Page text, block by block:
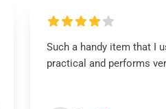
Such a handy item that I
practical and performs